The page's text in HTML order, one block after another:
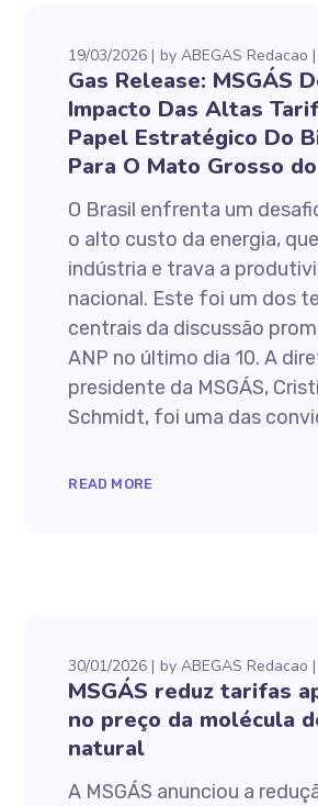
19/03/2026 byABEGAS Redacao
Gas Release: MSGÁS
Impacto Das Altas
Papel Estratégico Do
Para O Mato Grosso
O Brasil enfrenta um
o alto custo da energia,
indústria e trava a
nacional. Este foi um dos
centrais da discussão
ANP no último dia 10. A
presidente da MSGÁS,
Schmidt, foi uma das
READ MORE
30/01/2026 byABEGAS Redacao
MSGÁS reduz tarifas
no preço da molécula
natural
A MSGÁS anunciou a